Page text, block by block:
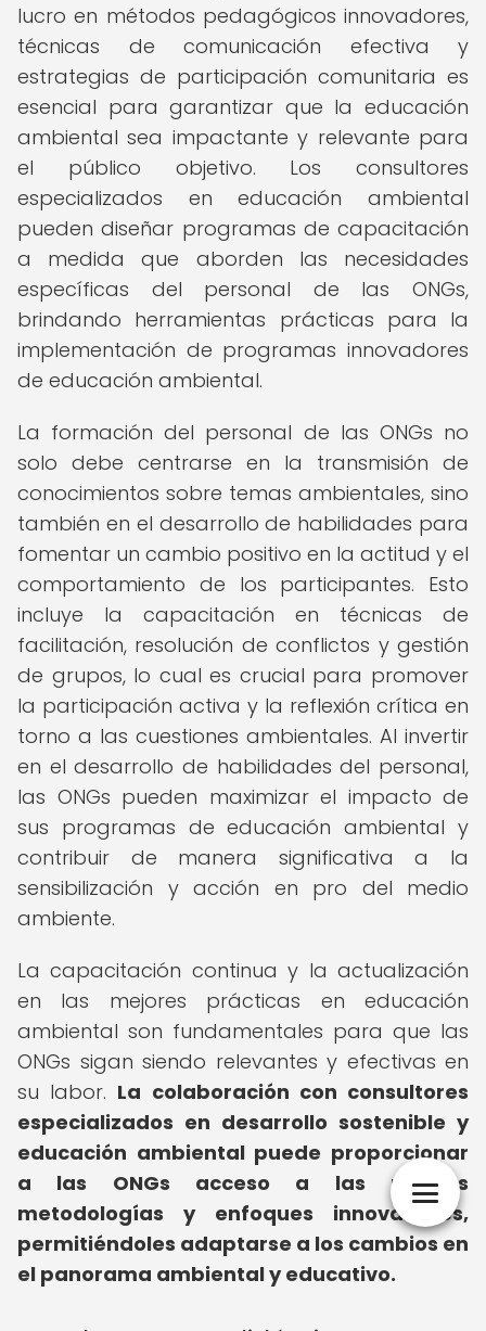
lucro en métodos pedagógicos innovadores,
técnicas de comunicación efectiva y
estrategias de participación comunitaria es
esencial para garantizar que la educación
ambiental sea impactante y relevante para
el público objetivo. Los consultores
especializados en educación ambiental
pueden diseñar programas de capacitación
a medida que aborden las necesidades
específicas del personal de las ONGs,
brindando herramientas prácticas para la
implementación de programas innovadores
de educación ambiental.
La formación del personal de las ONGs no
solo debe centrarse en la transmisión de
conocimientos sobre temas ambientales, sino
también en el desarrollo de habilidades para
fomentar un cambio positivo en la actitud y el
comportamiento de los participantes. Esto
incluye la capacitación en técnicas de
facilitación, resolución de conflictos y gestión
de grupos, lo cual es crucial para promover
la participación activa y la reflexión crítica en
torno a las cuestiones ambientales. Al invertir
en el desarrollo de habilidades del personal,
las ONGs pueden maximizar el impacto de
sus programas de educación ambiental y
contribuir de manera significativa a la
sensibilización y acción en pro del medio
ambiente.
La capacitación continua y la actualización
en las mejores prácticas en educación
ambiental son fundamentales para que las
ONGs sigan siendo relevantes y efectivas en
su labor. La colaboración con consultores
especializados en desarrollo sostenible y
educación ambiental puede proporcionar
a las ONGs acceso a las últimas
metodologías y enfoques innovadores,
permitiéndoles adaptarse a los cambios en
el panorama ambiental y educativo.